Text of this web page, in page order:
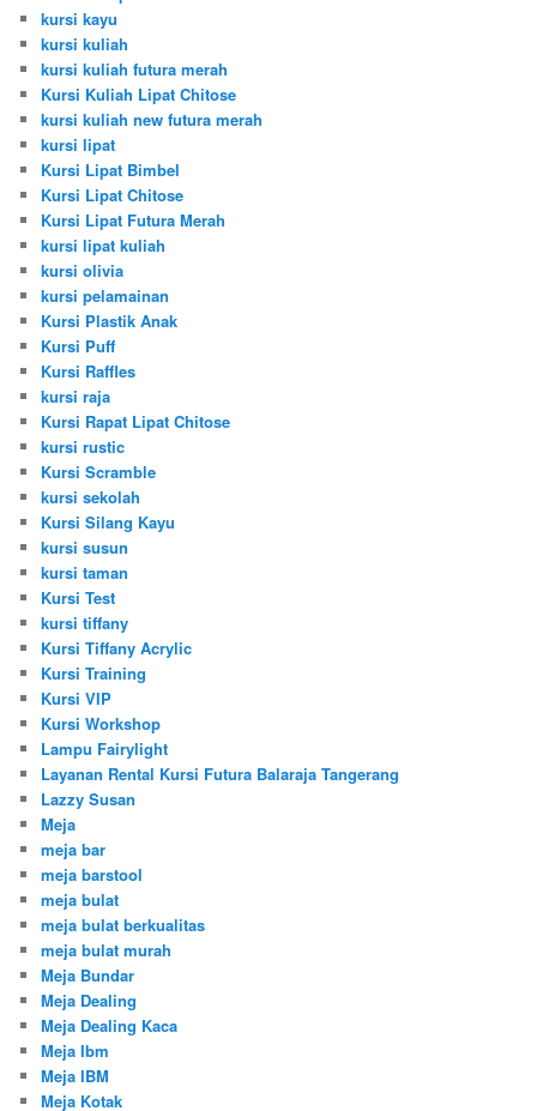
kursi kayu
kursi kuliah
kursi kuliah futura merah
Kursi Kuliah Lipat Chitose
kursi kuliah new futura merah
kursi lipat
Kursi Lipat Bimbel
Kursi Lipat Chitose
Kursi Lipat Futura Merah
kursi lipat kuliah
kursi olivia
kursi pelamainan
Kursi Plastik Anak
Kursi Puff
Kursi Raffles
kursi raja
Kursi Rapat Lipat Chitose
kursi rustic
Kursi Scramble
kursi sekolah
Kursi Silang Kayu
kursi susun
kursi taman
Kursi Test
kursi tiffany
Kursi Tiffany Acrylic
Kursi Training
Kursi VIP
Kursi Workshop
Lampu Fairylight
Layanan Rental Kursi Futura Balaraja Tangerang
Lazzy Susan
Meja
meja bar
meja barstool
meja bulat
meja bulat berkualitas
meja bulat murah
Meja Bundar
Meja Dealing
Meja Dealing Kaca
Meja Ibm
Meja IBM
Meja Kotak